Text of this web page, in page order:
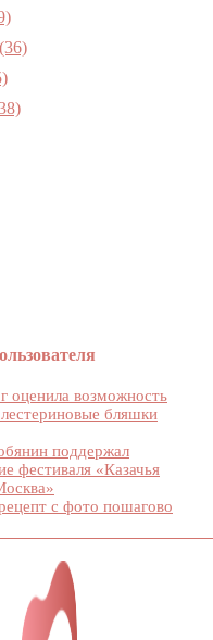
(36)
оценила возможность
бляшки
поддержал
фестиваля «Казачья
с фото пошагово